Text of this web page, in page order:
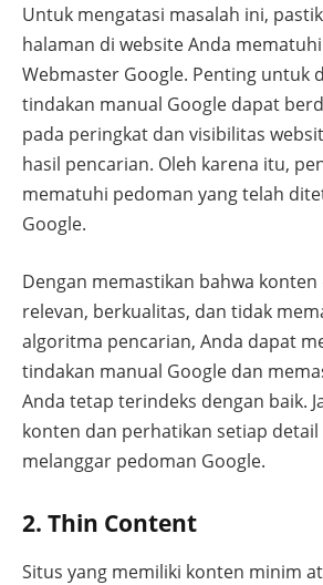
Untuk mengatasi masalah ini,
halaman di website Anda
Webmaster Google. Penting untuk
tindakan manual Google dapat
pada peringkat dan visibilitas
hasil pencarian. Oleh karena itu,
mematuhi pedoman yang telah
Google.
Dengan memastikan bahwa konten
relevan, berkualitas, dan tidak
algoritma pencarian, Anda dapat
tindakan manual Google dan
Anda tetap terindeks dengan baik.
konten dan perhatikan setiap
melanggar pedoman Google.
2. Thin Content
Situs yang memiliki konten minim